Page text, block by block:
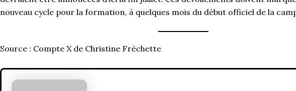
nouveau cycle pour la formation, à quelques mois du début officiel de la
Source : Compte X de Christine Fréchette